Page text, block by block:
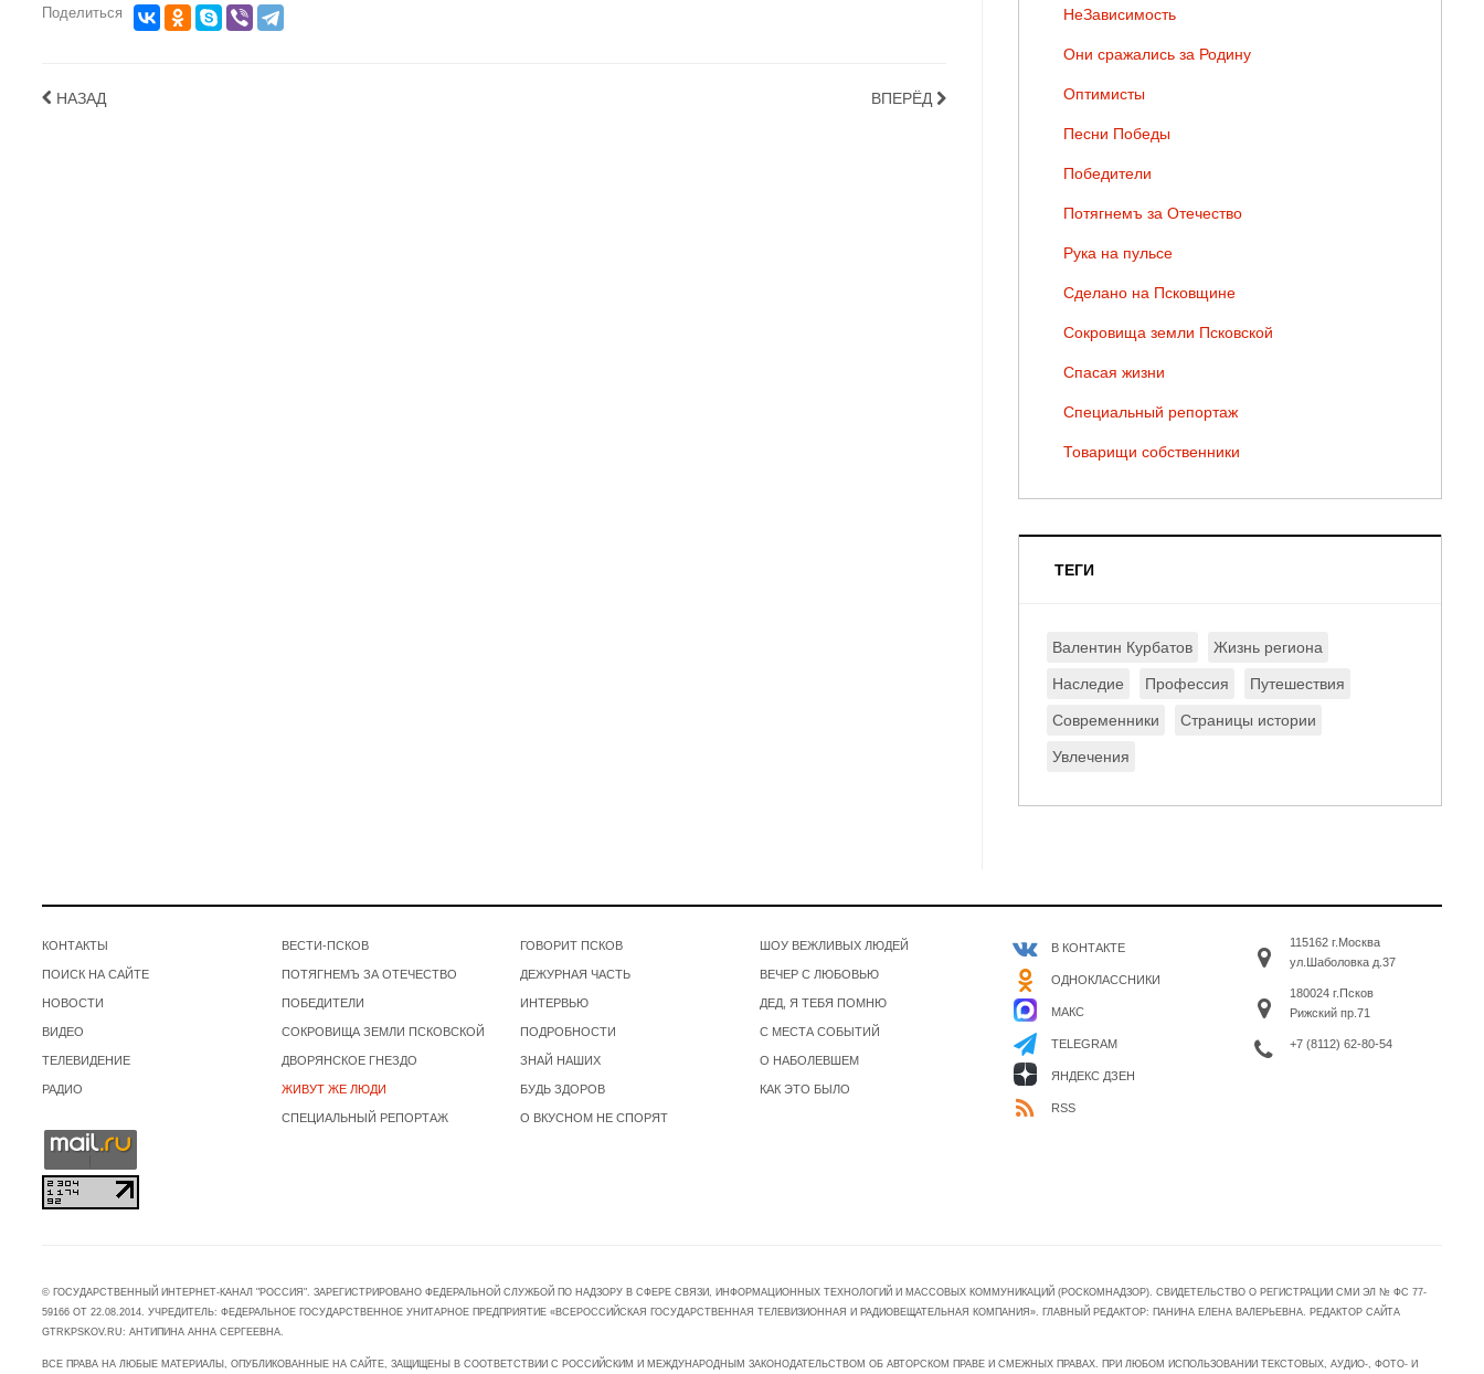
Поделиться
НАЗАД ВПЕРЁД
НеЗависимость
Они сражались за Родину
Оптимисты
Песни Победы
Победители
Потягнемъ за Отечество
Рука на пульсе
Сделано на Псковщине
Сокровища земли Псковской
Спасая жизни
Специальный репортаж
Товарищи собственники
ТЕГИ
Валентин Курбатов Жизнь региона
Наследие Профессия Путешествия
Современники Страницы истории
Увлечения
КОНТАКТЫ
ПОИСК НА САЙТЕ
НОВОСТИ
ВИДЕО
ТЕЛЕВИДЕНИЕ
РАДИО
ВЕСТИ-ПСКОВ
ПОТЯГНЕМЪ ЗА ОТЕЧЕСТВО
ПОБЕДИТЕЛИ
СОКРОВИЩА ЗЕМЛИ ПСКОВСКОЙ
ДВОРЯНСКОЕ ГНЕЗДО
ЖИВУТ ЖЕ ЛЮДИ
СПЕЦИАЛЬНЫЙ РЕПОРТАЖ
ГОВОРИТ ПСКОВ
ДЕЖУРНАЯ ЧАСТЬ
ИНТЕРВЬЮ
ПОДРОБНОСТИ
ЗНАЙ НАШИХ
БУДЬ ЗДОРОВ
О ВКУСНОМ НЕ СПОРЯТ
ШОУ ВЕЖЛИВЫХ ЛЮДЕЙ
ВЕЧЕР С ЛЮБОВЬЮ
ДЕД, Я ТЕБЯ ПОМНЮ
С МЕСТА СОБЫТИЙ
О НАБОЛЕВШЕМ
КАК ЭТО БЫЛО
В КОНТАКТЕ
ОДНОКЛАССНИКИ
МАКС
TELEGRAM
ЯНДЕКС ДЗЕН
RSS
115162 г.Москва
ул.Шаболовка д.37
180024 г.Псков
Рижский пр.71
+7 (8112) 62-80-54
© ГОСУДАРСТВЕННЫЙ ИНТЕРНЕТ-КАНАЛ "РОССИЯ". ЗАРЕГИСТРИРОВАНО ФЕДЕРАЛЬНОЙ СЛУЖБОЙ ПО НАДЗОРУ В СФЕРЕ СВЯЗИ, ИНФОРМАЦИОННЫХ ТЕХНОЛОГИЙ И МАССОВЫХ КОММУНИКАЦИЙ (РОСКОМНАДЗОР). СВИДЕТЕЛЬСТВО О РЕГИСТРАЦИИ СМИ ЭЛ № ФС 77-
59166 ОТ 22.08.2014. УЧРЕДИТЕЛЬ: ФЕДЕРАЛЬНОЕ ГОСУДАРСТВЕННОЕ УНИТАРНОЕ ПРЕДПРИЯТИЕ «ВСЕРОССИЙСКАЯ ГОСУДАРСТВЕННАЯ ТЕЛЕВИЗИОННАЯ И РАДИОВЕЩАТЕЛЬНАЯ КОМПАНИЯ». ГЛАВНЫЙ РЕДАКТОР: ПАНИНА ЕЛЕНА ВАЛЕРЬЕВНА. РЕДАКТОР САЙТА
GTRKPSKOV.RU: АНТИПИНА АННА СЕРГЕЕВНА.
ВСЕ ПРАВА НА ЛЮБЫЕ МАТЕРИАЛЫ, ОПУБЛИКОВАННЫЕ НА САЙТЕ, ЗАЩИЩЕНЫ В СООТВЕТСТВИИ С РОССИЙСКИМ И МЕЖДУНАРОДНЫМ ЗАКОНОДАТЕЛЬСТВОМ ОБ АВТОРСКОМ ПРАВЕ И СМЕЖНЫХ ПРАВАХ. ПРИ ЛЮБОМ ИСПОЛЬЗОВАНИИ ТЕКСТОВЫХ, АУДИО-, ФОТО- И